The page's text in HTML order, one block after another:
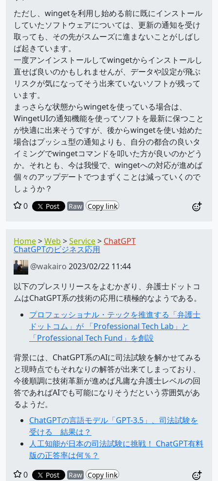
ただし、wingetを利用し始める前に既にインストール
していたソフトウェアについては、更新の通知を受け
取っても、その先がスムーズに進まないことがしばし
ば起きています。
一度アンインストールしてwingetからインストールし
直せば良いのかもしれませんが、データや設定が飛ぶ
リスクが気になってそう出来ていないソフトが残って
います。
まっさらな状態からwingetを使っている場合は、
WingetUIの通知機能を使ってソフトを最新に保つこと
が快適に出来そうですが、後からwingetを使い始めた
場合はプッシュ型の通知よりも、自分の都合の良いタ
イミングでwingetコマンドを叩いた方が良いのかどう
か。それとも、今は我慢で、wingetへの対応が進めば
個々のアップデートでつまずくことは減っていくので
しょうか？
0
Post Raw Copy link
Home Web Service ChatGPT
ChatGPTのビジネス応用
@wakairo 2023/02/22 11:44
以下のプレスリリースをよむかぎり、弁護士ドットコ
ムはChatGPT系の技術の応用に積極的なようである。
プロフェッショナル・テックを推進する「弁護士
ドットコム」が 「Professional Tech Lab」と
「Professional Tech Fund」を創設
背景には、ChatGPT系のAIに司法試験を解かせてみる
と現時点でもそれなりの解答が出来てしまっており、
今後順調に技術革新が進めば凡庸な弁護士レベルの回
答であればAIでも可能になりそうだという雰囲気があ
るようだ。
ChatGPTの言語モデル「GPT-3.5」、司法試験を
受ける 結果は？
人工知能が日本の司法試験に挑戦！ ChatGPT有料
版の正答率は何％？
0
Post Raw Copy link